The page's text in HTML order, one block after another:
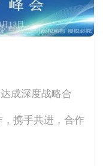
成深度战略合
携手共进，合作